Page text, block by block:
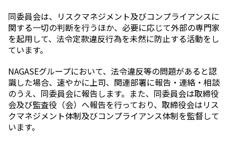
同委員会は、リスクマネジメント及びコンプライアンスに
関する一切の判断を行うほか、必要に応じて外部の専門家
を起用して、法令定款違反行為を未然に防止する活動をし
ています。
NAGASEグループにおいて、法令違反等の問題があると認
識した場合、速やかに上司、関連部署に報告・連絡・相談
のうえ、同委員会に報告します。また、同委員会は取締役
会及び監査役（会）へ報告を行っており、取締役会はリス
クマネジメント体制及びコンプライアンス体制を監督して
います。